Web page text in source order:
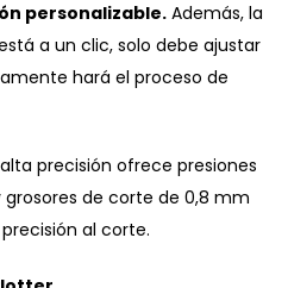
personalizable. Además, la
a un clic, solo debe ajustar
hará el proceso de
precisión ofrece presiones
grosores de corte de 0,8 mm
al corte.